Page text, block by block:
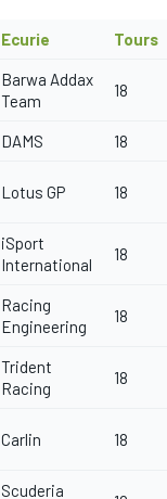
Ecurie Tours
Barwa Addax
Team
18
DAMS 18
Lotus GP 18
iSport
International
18
Racing
Engineering
18
Trident
Racing
18
Carlin 18
Scuderia